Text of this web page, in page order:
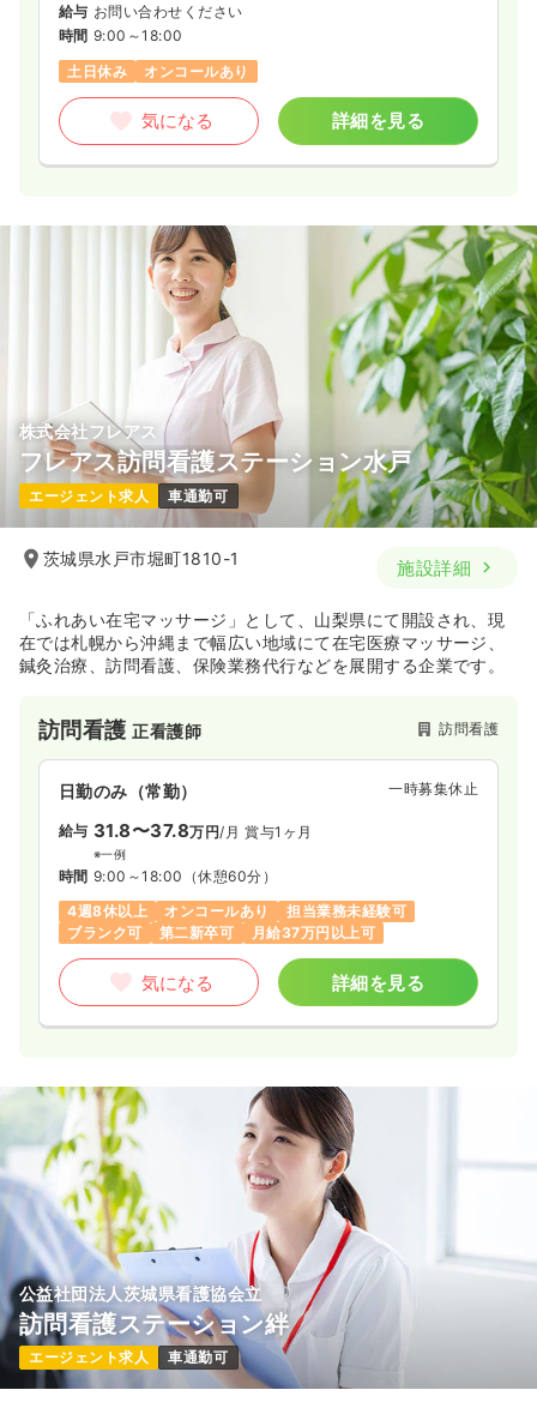
給与 お問い合わせください
時間 9:00～18:00
土日休み
オンコールあり
気になる 詳細を見る
株式会社フレアス
フレアス訪問看護ステーション水戸
エージェント求人 車通勤可
茨城県水戸市堀町1810-1 施設詳細
「ふれあい在宅マッサージ」として、山梨県にて開設され、現
在では札幌から沖縄まで幅広い地域にて在宅医療マッサージ、
鍼灸治療、訪問看護、保険業務代行などを展開する企業です。
訪問看護正看護師 訪問看護
日勤のみ（常勤） 一時募集休止
給与 31.8〜37.8万円/月 賞与1ヶ月
※一例
時間 9:00～18:00 （休憩60分）
4週8休以上
オンコールあり
担当業務未経験可
ブランク可
第二新卒可 月給37万円以上可
気になる 詳細を見る
公益社団法人茨城県看護協会立
訪問看護ステーション絆
エージェント求人 車通勤可